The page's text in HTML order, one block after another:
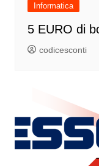
Informatica
5 EURO di
codicesconti